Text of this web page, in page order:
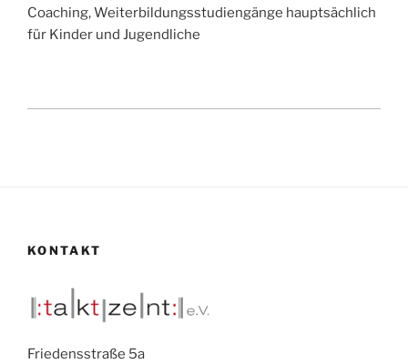
Coaching, Weiterbildungsstudiengänge hauptsächlich
für Kinder und Jugendliche
KONTAKT
Friedensstraße 5a